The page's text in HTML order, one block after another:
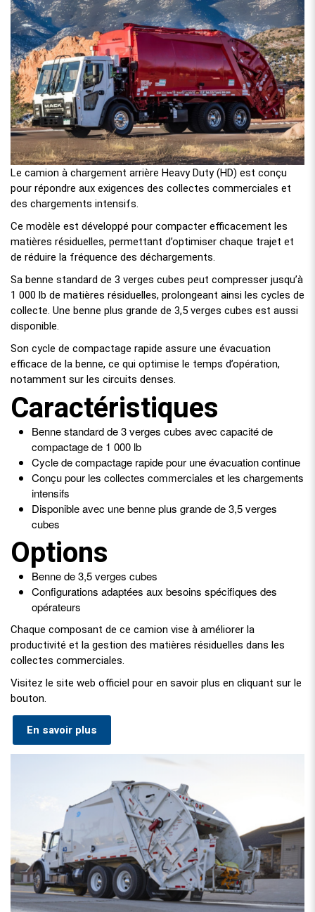
Le camion à chargement arrière Heavy Duty (HD) est conçu
pour répondre aux exigences des collectes commerciales et
des chargements intensifs.
Ce modèle est développé pour compacter efficacement les
matières résiduelles, permettant d’optimiser chaque trajet et
de réduire la fréquence des déchargements.
Sa benne standard de 3 verges cubes peut compresser jusqu’à
1 000 lb de matières résiduelles, prolongeant ainsi les cycles de
collecte. Une benne plus grande de 3,5 verges cubes est aussi
disponible.
Son cycle de compactage rapide assure une évacuation
efficace de la benne, ce qui optimise le temps d’opération,
notamment sur les circuits denses.
Caractéristiques
Benne standard de 3 verges cubes avec capacité de
compactage de 1 000 lb
Cycle de compactage rapide pour une évacuation continue
Conçu pour les collectes commerciales et les chargements
intensifs
Disponible avec une benne plus grande de 3,5 verges
cubes
Options
Benne de 3,5 verges cubes
Configurations adaptées aux besoins spécifiques des
opérateurs
Chaque composant de ce camion vise à améliorer la
productivité et la gestion des matières résiduelles dans les
collectes commerciales.
Visitez le site web officiel pour en savoir plus en cliquant sur le
bouton.
En savoir plus